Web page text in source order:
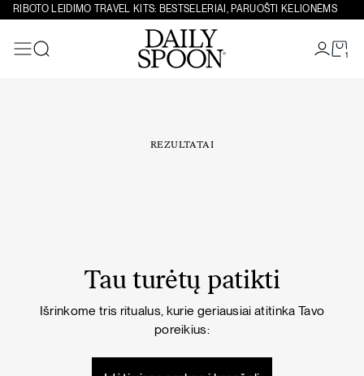
Eiti prie turinio
RIBOTO LEIDIMO TRAVEL KITS: BESTSELERIAI, PARUOŠTI KELIONĖMS
1
REZULTATAI
Tau turėtų patikti
Išrinkome tris ritualus, kurie geriausiai atitinka Tavo
poreikius: